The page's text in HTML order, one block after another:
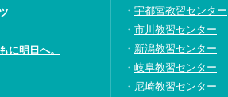
に明日へ。
宇都宮教習センター
市川教習センター
新潟教習センター
岐阜教習センター
尼崎教習センター